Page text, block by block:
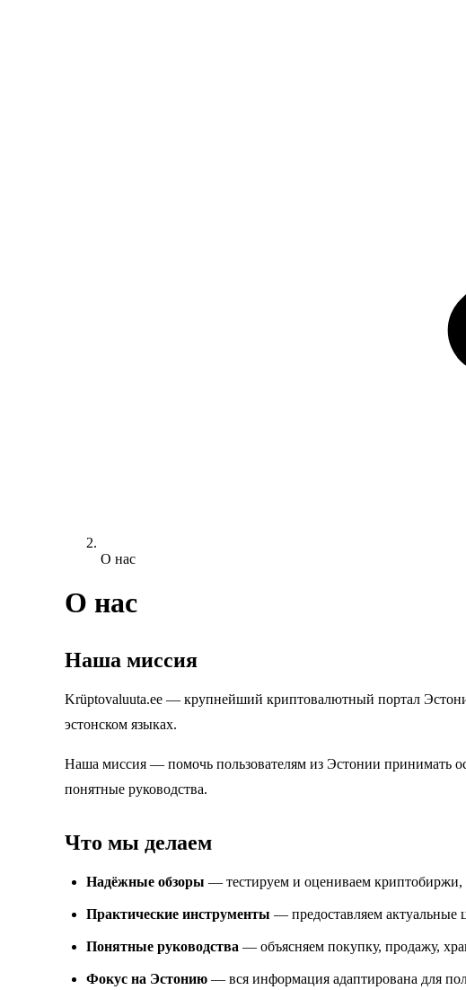
О нас
О нас
Наша миссия
Krüptovaluuta.ee — крупнейший криптовалютный портал
эстонском языках.
Наша миссия — помочь пользователям из Эстонии принимать
понятные руководства.
Что мы делаем
Надёжные обзоры — тестируем и оцениваем криптобиржи,
Практические инструменты — предоставляем
Понятные руководства — объясняем покупку, продажу,
Фокус на Эстонию — вся информация адаптирована для